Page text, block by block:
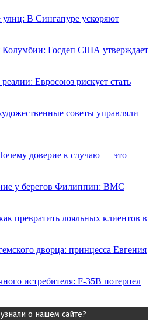
улиц: В Сингапуре ускоряют
Госдеп США утверждает
Евросоюз рискует стать
советы управляли
доверие к случаю — это
у берегов Филиппин: ВМС
превратить лояльных клиентов в
дворца: принцесса Евгения
истребителя: F-35B потерпел
о нашем сайте?